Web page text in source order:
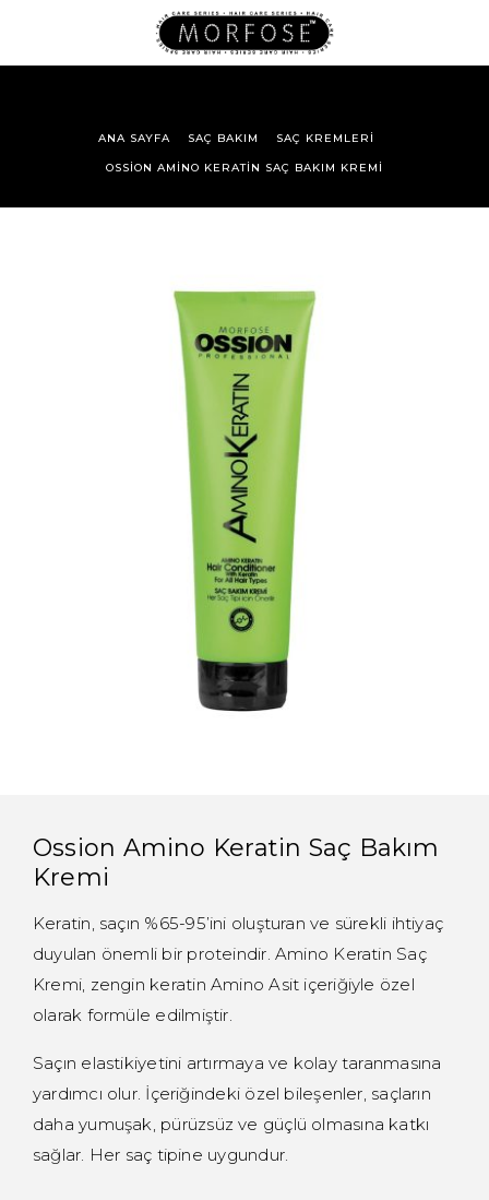
ANA SAYFA SAÇ BAKIM SAÇ KREMLERI
OSSION AMINO KERATIN SAÇ BAKIM KREMI
Ossion Amino Keratin Saç Bakım
Kremi
Keratin, saçın %65-95’ini oluşturan ve sürekli ihtiyaç
duyulan önemli bir proteindir. Amino Keratin Saç
Kremi, zengin keratin Amino Asit içeriğiyle özel
olarak formüle edilmiştir.
Saçın elastikiyetini artırmaya ve kolay taranmasına
yardımcı olur. İçeriğindeki özel bileşenler, saçların
daha yumuşak, pürüzsüz ve güçlü olmasına katkı
sağlar. Her saç tipine uygundur.